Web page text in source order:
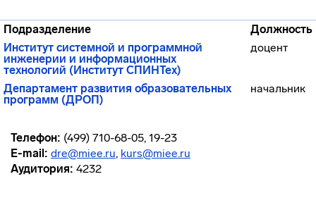
Подразделение
Должность
Институт системной и программной
инженерии и информационных
технологий (Институт СПИНТех)
доцент
Департамент развития образовательных
программ (ДРОП)
начальник
Телефон: (499) 710-68-05, 19-23
E-mail: dre@miee.ru, kurs@miee.ru
Аудитория: 4232